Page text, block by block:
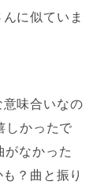
に似ていま
味合いなの
しかったで
なかった
？曲と振り